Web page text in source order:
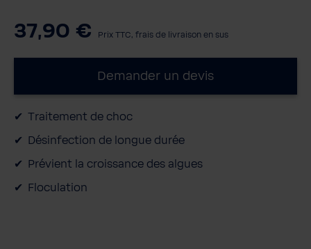
37,90 € Prix TTC, frais de livraison en sus
Demander un devis
Traitement de choc
Désinfection de longue durée
Prévient la croissance des algues
Floculation